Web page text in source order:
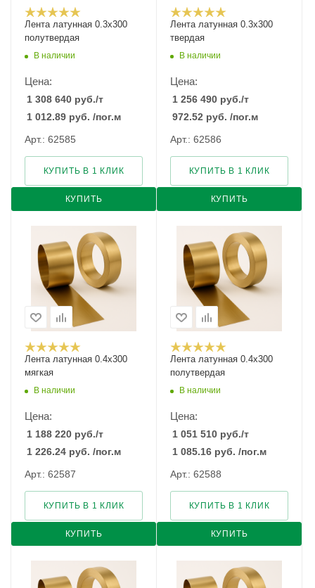
Лента латунная 0.3x300
полутвердая
В наличии
Цена:
1 308 640 руб./т
1 012.89 руб. /пог.м
Арт.: 62585
КУПИТЬ
КУПИТЬ В 1 КЛИК
Лента латунная 0.3x300
твердая
В наличии
Цена:
1 256 490 руб./т
972.52 руб. /пог.м
Арт.: 62586
КУПИТЬ
КУПИТЬ В 1 КЛИК
Лента латунная 0.4x300
мягкая
В наличии
Цена:
1 188 220 руб./т
1 226.24 руб. /пог.м
Арт.: 62587
КУПИТЬ
КУПИТЬ В 1 КЛИК
Лента латунная 0.4x300
полутвердая
В наличии
Цена:
1 051 510 руб./т
1 085.16 руб. /пог.м
Арт.: 62588
КУПИТЬ
КУПИТЬ В 1 КЛИК